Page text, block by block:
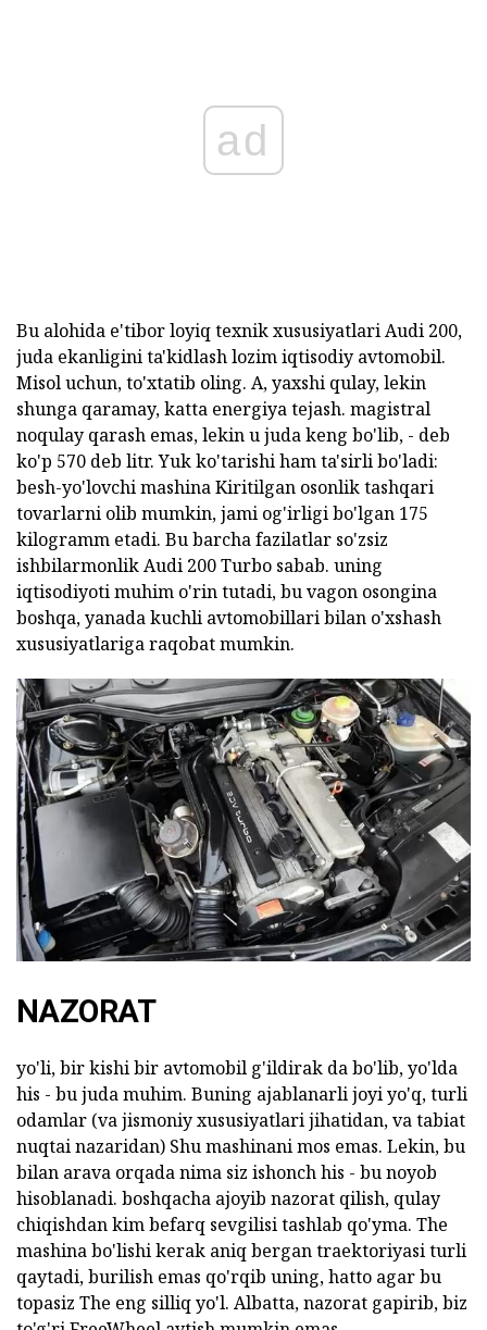
ad
Bu alohida e'tibor loyiq texnik xususiyatlari Audi 200,
juda ekanligini ta'kidlash lozim iqtisodiy avtomobil.
Misol uchun, to'xtatib oling. A, yaxshi qulay, lekin
shunga qaramay, katta energiya tejash. magistral
noqulay qarash emas, lekin u juda keng bo'lib, - deb
ko'p 570 deb litr. Yuk ko'tarishi ham ta'sirli bo'ladi:
besh-yo'lovchi mashina Kiritilgan osonlik tashqari
tovarlarni olib mumkin, jami og'irligi bo'lgan 175
kilogramm etadi. Bu barcha fazilatlar so'zsiz
ishbilarmonlik Audi 200 Turbo sabab. uning
iqtisodiyoti muhim o'rin tutadi, bu vagon osongina
boshqa, yanada kuchli avtomobillari bilan o'xshash
xususiyatlariga raqobat mumkin.
NAZORAT
yo'li, bir kishi bir avtomobil g'ildirak da bo'lib, yo'lda
his - bu juda muhim. Buning ajablanarli joyi yo'q, turli
odamlar (va jismoniy xususiyatlari jihatidan, va tabiat
nuqtai nazaridan) Shu mashinani mos emas. Lekin, bu
bilan arava orqada nima siz ishonch his - bu noyob
hisoblanadi. boshqacha ajoyib nazorat qilish, qulay
chiqishdan kim befarq sevgilisi tashlab qo'yma. The
mashina bo'lishi kerak aniq bergan traektoriyasi turli
qaytadi, burilish emas qo'rqib uning, hatto agar bu
topasiz The eng silliq yo'l. Albatta, nazorat gapirib, biz